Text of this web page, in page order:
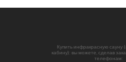
Купить инфракрасную сауну
кабину): вы можете, сделав
телефонам: